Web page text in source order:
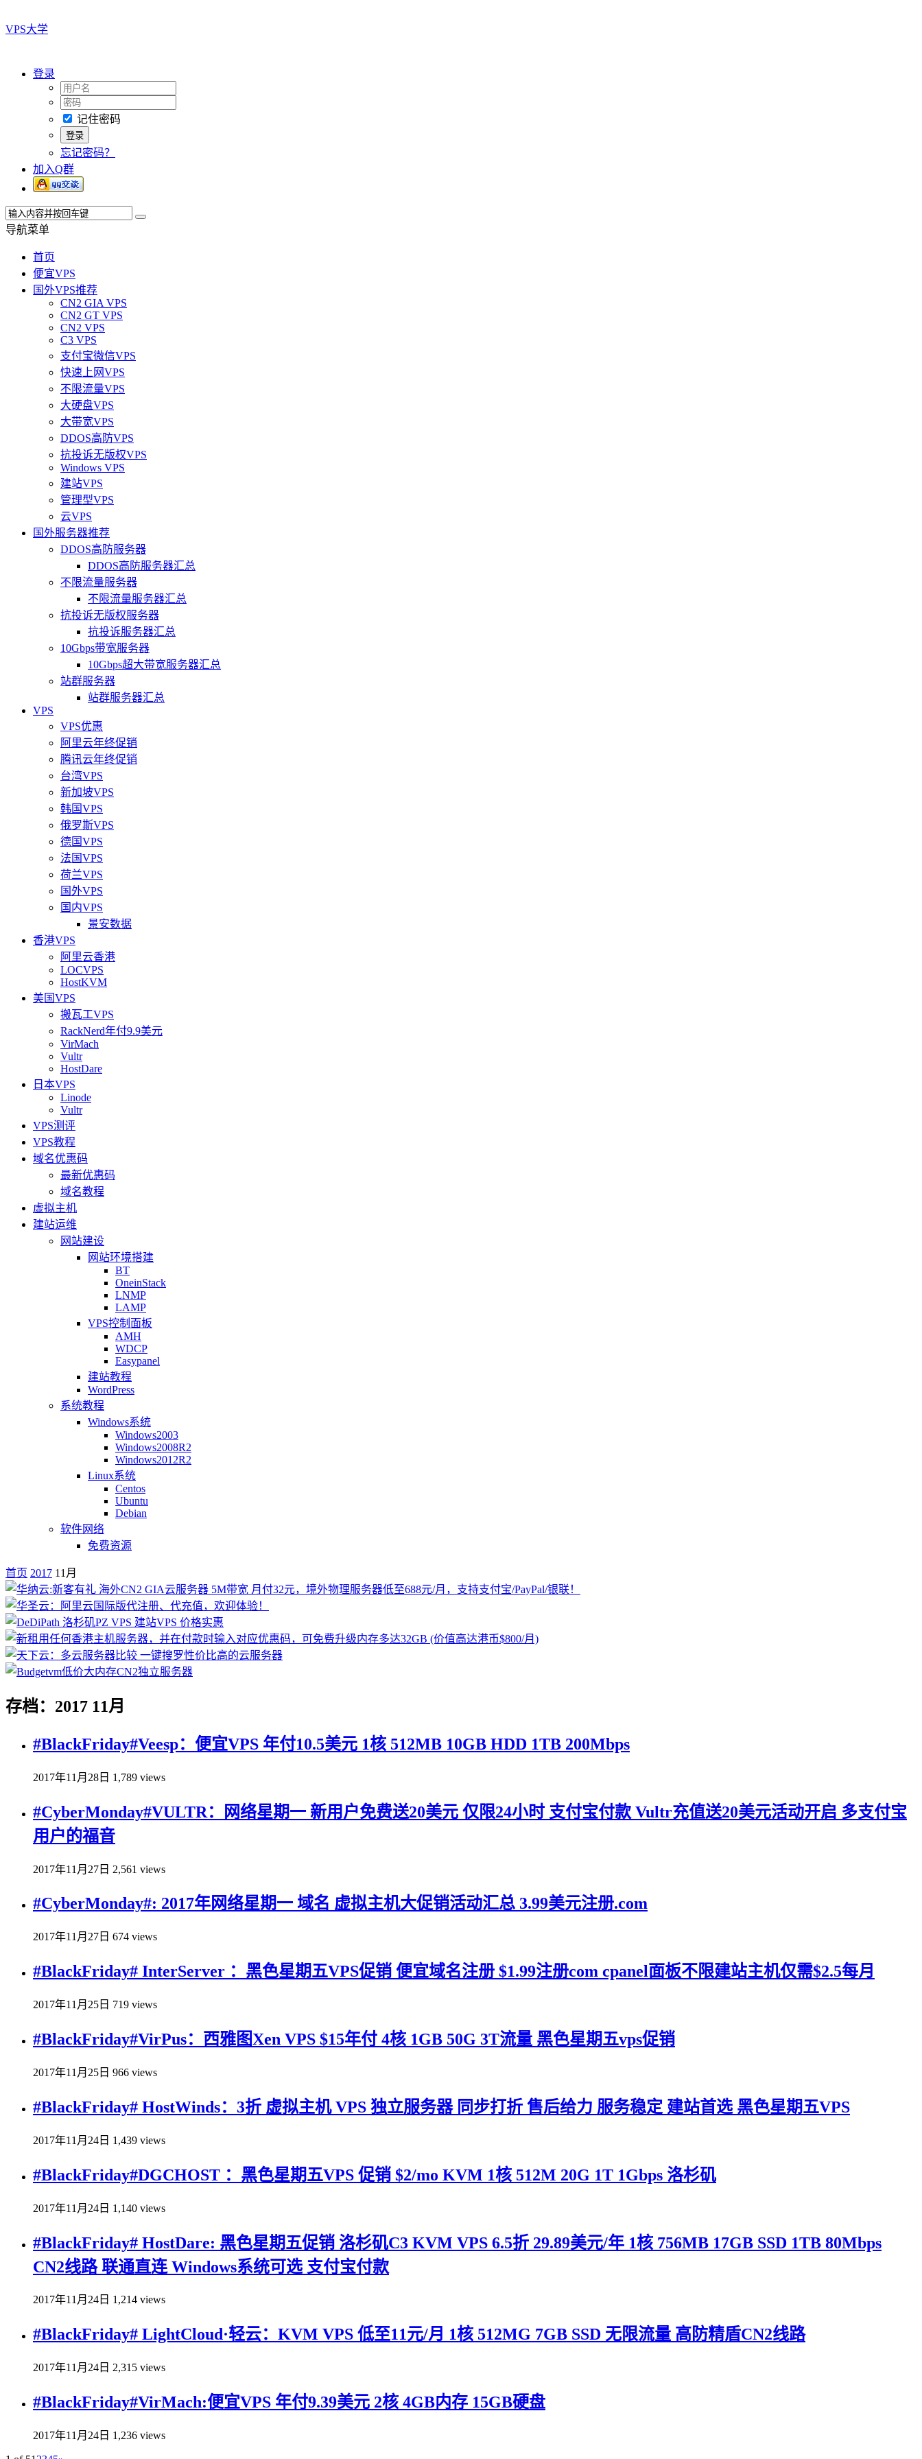
VPS大学
登录
记住密码
忘记密码？
加入Q群
导航菜单
首页
便宜VPS
国外VPS推荐
CN2 GIA VPS
CN2 GT VPS
CN2 VPS
C3 VPS
支付宝微信VPS
快速上网VPS
不限流量VPS
大硬盘VPS
大带宽VPS
DDOS高防VPS
抗投诉无版权VPS
Windows VPS
建站VPS
管理型VPS
云VPS
国外服务器推荐
DDOS高防服务器
DDOS高防服务器汇总
不限流量服务器
不限流量服务器汇总
抗投诉无版权服务器
抗投诉服务器汇总
10Gbps带宽服务器
10Gbps超大带宽服务器汇总
站群服务器
站群服务器汇总
VPS
VPS优惠
阿里云年终促销
腾讯云年终促销
台湾VPS
新加坡VPS
韩国VPS
俄罗斯VPS
德国VPS
法国VPS
荷兰VPS
国外VPS
国内VPS
景安数据
香港VPS
阿里云香港
LOCVPS
HostKVM
美国VPS
搬瓦工VPS
RackNerd年付9.9美元
VirMach
Vultr
HostDare
日本VPS
Linode
Vultr
VPS测评
VPS教程
域名优惠码
最新优惠码
域名教程
虚拟主机
建站运维
网站建设
网站环境搭建
BT
OneinStack
LNMP
LAMP
VPS控制面板
AMH
WDCP
Easypanel
建站教程
WordPress
系统教程
Windows系统
Windows2003
Windows2008R2
Windows2012R2
Linux系统
Centos
Ubuntu
Debian
软件网络
免费资源
首页 2017 11月
存档：2017 11月
#BlackFriday#Veesp：便宜VPS 年付10.5美元 1核 512MB 10GB HDD 1TB 200Mbps
2017年11月28日 1,789 views
#CyberMonday#VULTR：网络星期一 新用户免费送20美元 仅限24小时 支付宝付款 Vultr充值送20美元活动开启 多支付宝
用户的福音
2017年11月27日 2,561 views
#CyberMonday#: 2017年网络星期一 域名 虚拟主机大促销活动汇总 3.99美元注册.com
2017年11月27日 674 views
#BlackFriday# InterServer ：黑色星期五VPS促销 便宜域名注册 $1.99注册com cpanel面板不限建站主机仅需$2.5每月
2017年11月25日 719 views
#BlackFriday#VirPus：西雅图Xen VPS $15年付 4核 1GB 50G 3T流量 黑色星期五vps促销
2017年11月25日 966 views
#BlackFriday# HostWinds：3折 虚拟主机 VPS 独立服务器 同步打折 售后给力 服务稳定 建站首选 黑色星期五VPS
2017年11月24日 1,439 views
#BlackFriday#DGCHOST ：黑色星期五VPS 促销 $2/mo KVM 1核 512M 20G 1T 1Gbps 洛杉矶
2017年11月24日 1,140 views
#BlackFriday# HostDare: 黑色星期五促销 洛杉矶C3 KVM VPS 6.5折 29.89美元/年 1核 756MB 17GB SSD 1TB 80Mbps
CN2线路 联通直连 Windows系统可选 支付宝付款
2017年11月24日 1,214 views
#BlackFriday# LightCloud·轻云：KVM VPS 低至11元/月 1核 512MG 7GB SSD 无限流量 高防精盾CN2线路
2017年11月24日 2,315 views
#BlackFriday#VirMach:便宜VPS 年付9.39美元 2核 4GB内存 15GB硬盘
2017年11月24日 1,236 views